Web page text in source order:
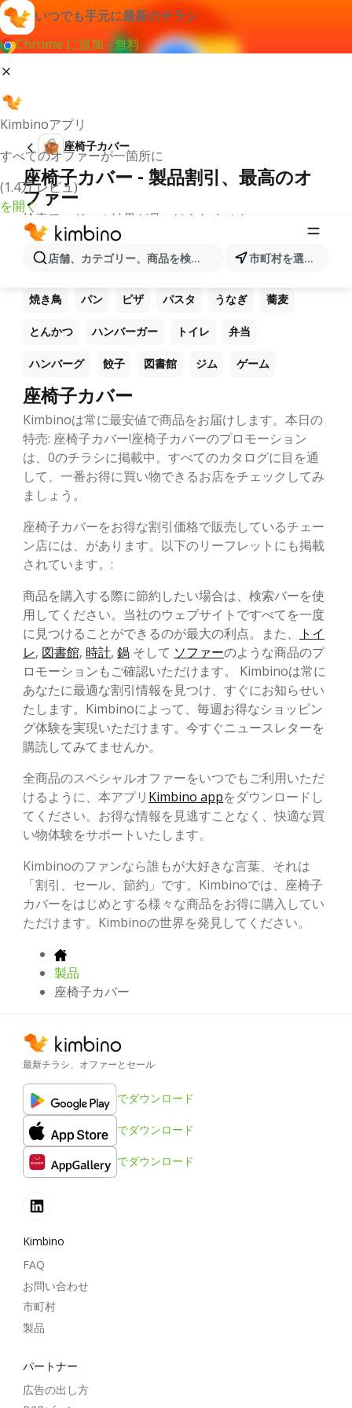
いつでも手元に最新のチラシ
Chrome に追加 - 無料
Kimbinoアプリ
すべてのオファーが一箇所に
(1.4万 レビュ)
を開く
店舗、カテゴリー、商品を検索... 市町村を選択します
座椅子カバー
座椅子カバー - 製品割引、最高のオ
ファー
検索ワードへの結果が見つけられません。
他のお気に入り製品
ラーメン コーヒー ご飯 電卓
焼き鳥 パン ピザ パスタ うなぎ 蕎麦
とんかつ ハンバーガー トイレ 弁当
ハンバーグ 餃子 図書館 ジム ゲーム
座椅子カバー
Kimbinoは常に最安値で商品をお届けします。本日の
特売: 座椅子カバー!座椅子カバーのプロモーション
は、0のチラシに掲載中。すべてのカタログに目を通
して、一番お得に買い物できるお店をチェックしてみ
ましょう。
座椅子カバーをお得な割引価格で販売しているチェー
ン店には、があります。以下のリーフレットにも掲載
されています。:
商品を購入する際に節約したい場合は、検索バーを使
用してください。当社のウェブサイトですべてを一度
に見つけることができるのが最大の利点。また、
トイ
レ, 図書館, 時計, 鍋 そして ソファーのような商品のプ
ロモーションもご確認いただけます。 Kimbinoは常に
あなたに最適な割引情報を見つけ、すぐにお知らせい
たします。Kimbinoによって、毎週お得なショッピン
グ体験を実現いただけます。今すぐニュースレターを
購読してみてませんか。
全商品のスペシャルオファーをいつでもご利用いただ
けるように、本アプリ Kimbino appをダウンロードし
てください。お得な情報を見逃すことなく、快適な買
い物体験をサポートいたします。
Kimbinoのファンなら誰もが大好きな言葉、それは
「割引、セール、節約」です。Kimbinoでは、座椅子
カバーをはじめとする様々な商品をお得に購入してい
ただけます。Kimbinoの世界を発見してください。
製品
座椅子カバー
最新チラシ、オファーとセール
でダウンロード
でダウンロード
でダウンロード
Kimbino
FAQ
お問い合わせ
市町村
製品
パートナー
広告の出し方